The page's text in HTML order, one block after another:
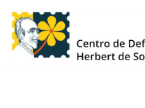
Pular
para